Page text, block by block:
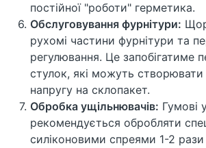
постійної "роботи" герметика.
Обслуговування фурнітури:
рухомі частини фурнітури та
регулювання. Це запобігатиме
стулок, які можуть
напругу на склопакет.
Обробка ущільнювачів: Гумові
рекомендується обробляти
силіконовими спреями 1-2